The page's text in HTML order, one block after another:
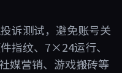
诉测试，避免账号关
指纹、7×24运行、
媒营销、游戏搬砖等